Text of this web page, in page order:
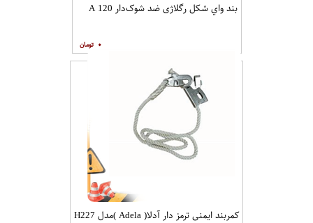
بند واي شكل رگلاژی ضد شوک‌دار A 120
۰
کمربند ایمنی ترمز دار آدلا( Adela )مدل H227